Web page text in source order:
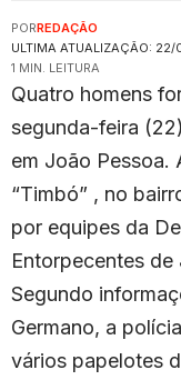
ULTIMA ATUALIZAÇÃO:
PORREDAÇÃO
1 MIN. LEITURA
Quatro homens
segunda-feira
em João Pessoa.
“Timbó” , no
por equipes da
Entorpecentes de
Segundo
Germano, a
vários papelotes